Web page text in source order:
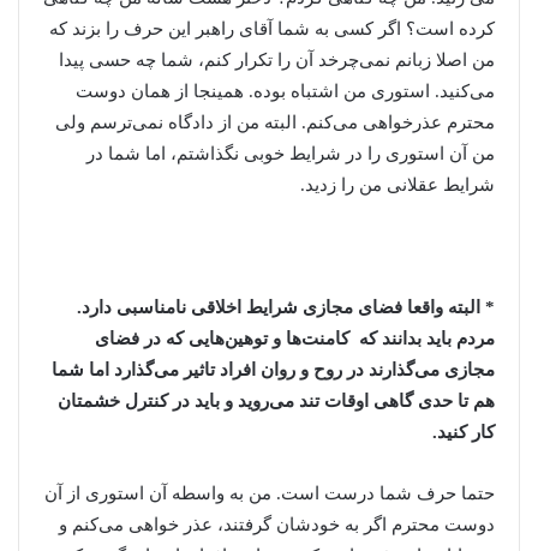
کرده است؟ اگر کسی به شما آقای راهبر این حرف را بزند که
من اصلا زبانم نمی‌چرخد آن را تکرار کنم، شما چه حسی پیدا
می‌کنید. استوری من اشتباه بوده. همینجا از همان دوست
محترم عذرخواهی می‌کنم. البته من از دادگاه نمی‌ترسم ولی
من آن استوری را در شرایط خوبی نگذاشتم، اما شما در
شرایط عقلانی من را زدید.
* البته واقعا فضای مجازی شرایط اخلاقی نامناسبی دارد.
مردم باید بدانند که کامنت‌ها و توهین‌هایی که در فضای
مجازی می‌گذارند در روح و روان افراد تاثیر می‌گذارد اما شما
هم تا حدی گاهی اوقات تند می‌روید و باید در کنترل خشمتان
کار کنید.
حتما حرف شما درست است. من به واسطه آن استوری از آن
دوست محترم اگر به خودشان گرفتند، عذر خواهی می‌کنم و